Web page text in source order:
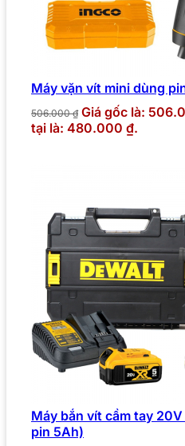
Máy vặn vít mini dùng
506.000₫ Giá gốc là:
tại là: 480.000 ₫.
Máy bắn vít cầm tay
pin 5Ah)